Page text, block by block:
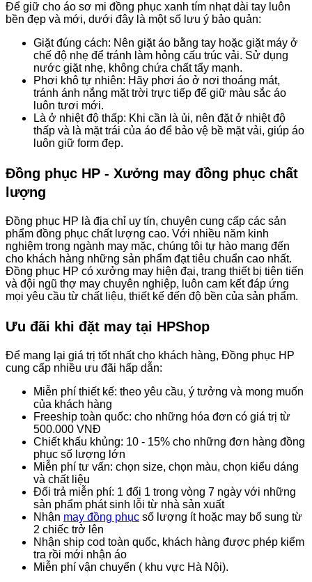
Để giữ cho áo sơ mi đồng phục xanh tím nhạt dài tay luôn
bền đẹp và mới, dưới đây là một số lưu ý bảo quản:
Giặt đúng cách: Nên giặt áo bằng tay hoặc giặt máy ở
chế độ nhẹ để tránh làm hỏng cấu trúc vải. Sử dụng
nước giặt nhẹ, không chứa chất tẩy mạnh.
Phơi khô tự nhiên: Hãy phơi áo ở nơi thoáng mát,
tránh ánh nắng mặt trời trực tiếp để giữ màu sắc áo
luôn tươi mới.
Là ở nhiệt độ thấp: Khi cần là ủi, nên đặt ở nhiệt độ
thấp và là mặt trái của áo để bảo vệ bề mặt vải, giúp áo
luôn giữ form đẹp.
Đồng phục HP - Xưởng may đồng phục chất
lượng
Đồng phục HP là địa chỉ uy tín, chuyên cung cấp các sản
phẩm đồng phục chất lượng cao. Với nhiều năm kinh
nghiệm trong ngành may mặc, chúng tôi tự hào mang đến
cho khách hàng những sản phẩm đạt tiêu chuẩn cao nhất.
Đồng phục HP có xưởng may hiện đại, trang thiết bị tiên tiến
và đội ngũ thợ may chuyên nghiệp, luôn cam kết đáp ứng
mọi yêu cầu từ chất liệu, thiết kế đến độ bền của sản phẩm.
Ưu đãi khi đặt may tại HPShop
Để mang lại giá trị tốt nhất cho khách hàng, Đồng phục HP
cung cấp nhiều ưu đãi hấp dẫn:
Miễn phí thiết kế: theo yêu cầu, ý tưởng và mong muốn
của khách hàng
Freeship toàn quốc: cho những hóa đơn có giá trị từ
500.000 VNĐ
Chiết khấu khủng: 10 - 15% cho những đơn hàng đồng
phục số lượng lớn
Miễn phí tư vấn: chọn size, chọn màu, chọn kiểu dáng
và chất liệu
Đổi trả miễn phí: 1 đổi 1 trong vòng 7 ngày với những
sản phẩm phát sinh lỗi từ nhà sản xuất
Nhận may đồng phục số lượng ít hoặc may bổ sung từ
2 chiếc trở lên
Nhận ship cod toàn quốc, khách hàng được phép kiểm
tra rồi mới nhận áo
Miễn phí vận chuyển ( khu vực Hà Nội).